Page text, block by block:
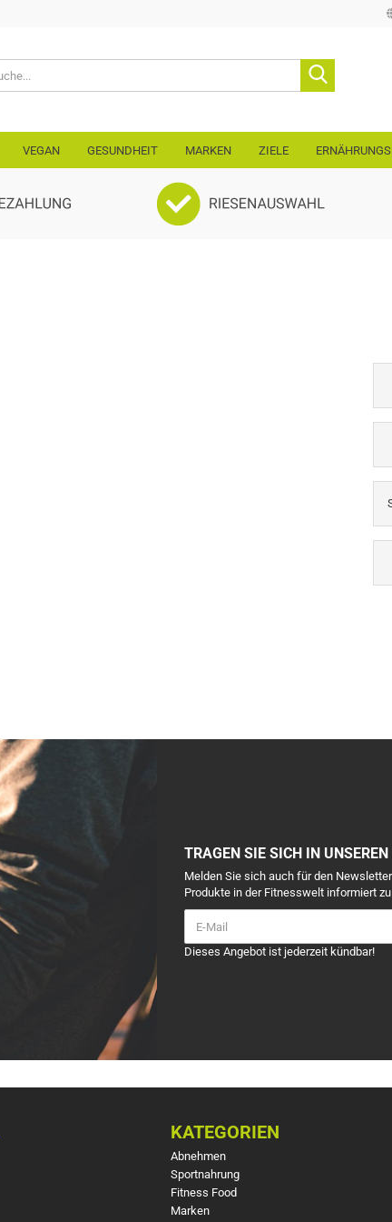
Passwort
VEGAN GESUNDHEIT MARKEN ZIELE
TRAGEN SIE SICH IN
Melden Sie sich auch für den
Produkte in der Fitnesswelt informiert
Dieses Angebot ist jederzeit kündbar!
KATEGORIEN
Abnehmen
Sportnahrung
Fitness Food
Marken